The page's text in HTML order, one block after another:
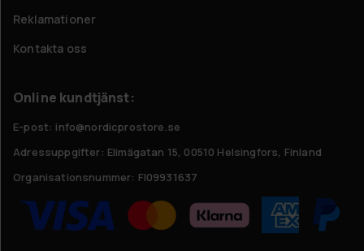
Reklamationer
Kontakta oss
Online kundtjänst:
E-post: info@nordicprostore.se
Adressuppgifter: Elimägatan 15, 00510 Helsingfors, Finland
Organisationsnummer: FI09931637